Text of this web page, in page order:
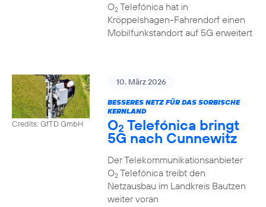
O2Telefónica hat in
Kröppelshagen-Fahrendorf einen
Mobilfunkstandort auf 5G erweitert
Credits: GfTD GmbH
10. März 2026
BESSERES NETZ FÜR DAS SORBISCHE
KERNLAND
O2 Telefónica bringt
5G nach Cunnewitz
Der Telekommunikationsanbieter
O2Telefónica treibt den
Netzausbau im Landkreis Bautzen
weiter voran